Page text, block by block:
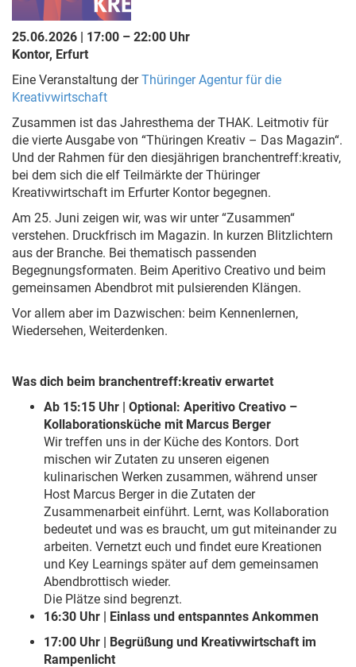
25.06.2026 | 17:00 – 22:00 Uhr
Kontor, Erfurt
Eine Veranstaltung derThüringer Agentur für die
Kreativwirtschaft
Zusammen ist das Jahresthema der THAK. Leitmotiv für
die vierte Ausgabe von “Thüringen Kreativ – Das Magazin“.
Und der Rahmen für den diesjährigen branchentreff:kreativ,
bei dem sich die elf Teilmärkte der Thüringer
Kreativwirtschaft im Erfurter Kontor begegnen.
Am 25. Juni zeigen wir, was wir unter “Zusammen“
verstehen. Druckfrisch im Magazin. In kurzen Blitzlichtern
aus der Branche. Bei thematisch passenden
Begegnungsformaten. Beim Aperitivo Creativo und beim
gemeinsamen Abendbrot mit pulsierenden Klängen.
Vor allem aber im Dazwischen: beim Kennenlernen,
Wiedersehen, Weiterdenken.
Was dich beim branchentreff:kreativ erwartet
Ab 15:15 Uhr | Optional: Aperitivo Creativo –
Kollaborationsküche mit Marcus Berger
Wir treffen uns in der Küche des Kontors. Dort
mischen wir Zutaten zu unseren eigenen
kulinarischen Werken zusammen, während unser
Host Marcus Berger in die Zutaten der
Zusammenarbeit einführt. Lernt, was Kollaboration
bedeutet und was es braucht, um gut miteinander zu
arbeiten. Vernetzt euch und findet eure Kreationen
und Key Learnings später auf dem gemeinsamen
Abendbrottisch wieder.
Die Plätze sind begrenzt.
16:30 Uhr | Einlass und entspanntes Ankommen
17:00 Uhr | Begrüßung und Kreativwirtschaft im
Rampenlicht